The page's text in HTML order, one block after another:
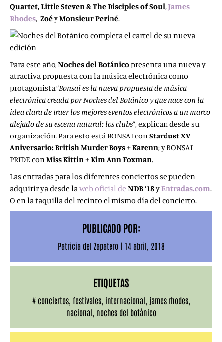
Quartet, Little Steven & The Disciples of Soul,James
Rhodes, ZoéyMonsieur Periné.
Para este año,Noches del Botánicopresenta una nueva y
atractiva propuesta con la música electrónica como
protagonista.“Bonsai es la nueva propuesta de música
electrónica creada por Noches del Botánico y que nace con la
idea clara de traer los mejores eventos electrónicos a un marco
alejado de su escena natural: los clubs”, explican desde su
organización. Para esto está BONSAI conStardust XV
Aniversario: British Murder Boys + Karenn; yBONSAI
PRIDE conMiss Kittin + Kim Ann Foxman.
Las entradas para los diferentes conciertos se pueden
adquirir ya desde laweb oficial de NDB ‘18yEntradas.com.
O en la taquilla del recinto el mismo día del concierto.
PUBLICADO POR:
Patricia del Zapatero | 14 abril, 2018
ETIQUETAS
# conciertos, festivales, internacional james rhodes,
nacional noches del botánico